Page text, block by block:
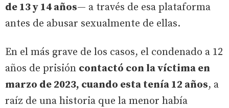
de 13 y 14 años— a través de esa plataforma
antes de abusar sexualmente de ellas.
En el más grave de los casos, el condenado a 12
años de prisión contactó con la víctima en
marzo de 2023, cuando esta tenía 12 años, a
raíz de una historia que la menor había